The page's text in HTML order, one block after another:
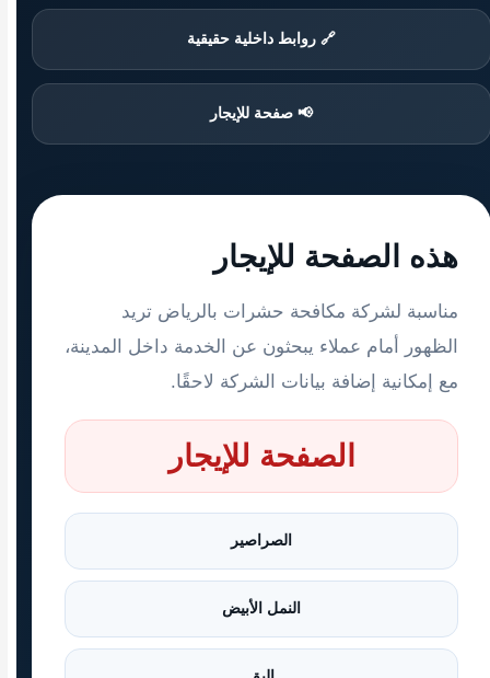
🔗 روابط داخلية حقيقية
📢 صفحة للإيجار
هذه الصفحة للإيجار
مناسبة لشركة مكافحة حشرات بالرياض تريد
الظهور أمام عملاء يبحثون عن الخدمة داخل المدينة،
مع إمكانية إضافة بيانات الشركة لاحقًا.
الصفحة للإيجار
الصراصير
النمل الأبيض